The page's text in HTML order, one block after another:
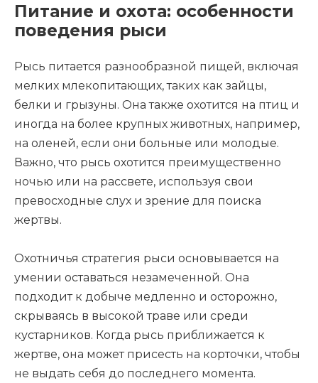
Питание и охота: особенности
поведения рыси
Рысь питается разнообразной пищей, включая
мелких млекопитающих, таких как зайцы,
белки и грызуны. Она также охотится на птиц и
иногда на более крупных животных, например,
на оленей, если они больные или молодые.
Важно, что рысь охотится преимущественно
ночью или на рассвете, используя свои
превосходные слух и зрение для поиска
жертвы.
Охотничья стратегия рыси основывается на
умении оставаться незамеченной. Она
подходит к добыче медленно и осторожно,
скрываясь в высокой траве или среди
кустарников. Когда рысь приближается к
жертве, она может присесть на корточки, чтобы
не выдать себя до последнего момента.